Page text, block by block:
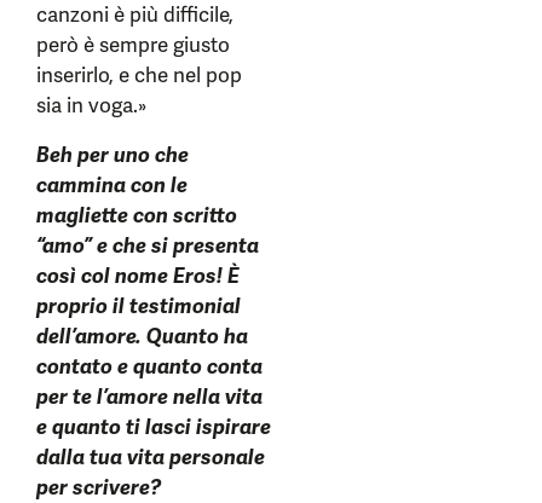
canzoni è più difficile,
però è sempre giusto
inserirlo, e che nel pop
sia in voga.»
Beh per uno che
cammina con le
magliette con scritto
“amo” e che si presenta
così col nome Eros! È
proprio il testimonial
dell’amore. Quanto ha
contato e quanto conta
per te l’amore nella vita
e quanto ti lasci ispirare
dalla tua vita personale
per scrivere?